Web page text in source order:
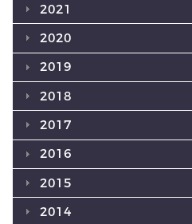
2021
2020
2019
2018
2017
2016
2015
2014